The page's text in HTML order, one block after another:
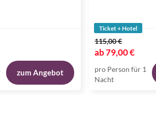
zum Angebot
Ticket + Hotel
115,00 €
ab79,00 €
pro Person für 1
Nacht